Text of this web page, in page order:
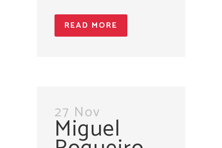
READ MORE
27 Nov
Miguel